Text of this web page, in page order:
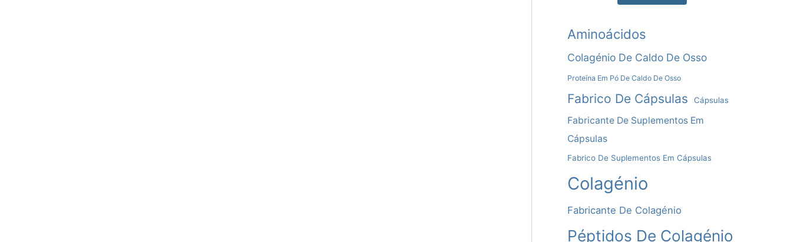
A
R
N
A
T
I
Aminoácidos
Colagénio De Caldo De Osso
Proteína Em Pó De Caldo De Osso
Fabrico De Cápsulas Cápsulas
Fabricante De Suplementos Em
Cápsulas
Fabrico De Suplementos Em Cápsulas
Colagénio
Fabricante De Colagénio
Péptidos De Colagénio